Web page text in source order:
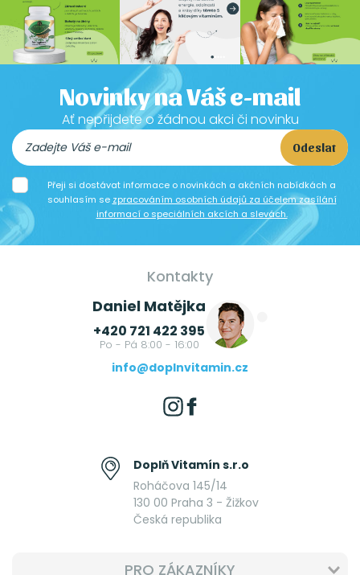
Novinky na Váš e-mail
Ať nepřijdete o žádnou akci či novinku
Odeslat
Přeji si dostávat informace o novinkách a akčních nabídkách a
souhlasím se zpracováním osobních údajů za účelem zasílání
informací o speciálních akcích a slevách.
Kontakty
Daniel Matějka
+420 721 422 395
Po - Pá 8:00 - 16:00
info@doplnvitamin.cz
Doplň Vitamín s.r.o
Roháčova 145/14
130 00 Praha 3 - Žižkov
Česká republika
PRO ZÁKAZNÍKY